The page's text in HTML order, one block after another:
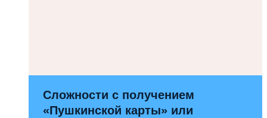
Сложности с получением
«Пушкинской карты» или